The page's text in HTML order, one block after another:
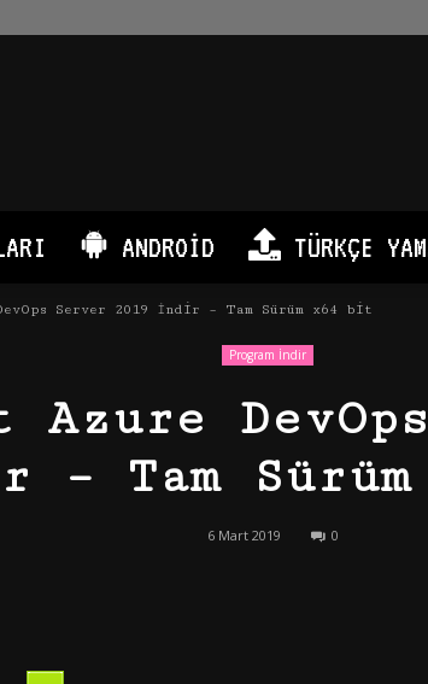
ANDROID TÜRKÇE
Server 2019 İndir – Tam Sürüm x64 bit
Program İndir
– Tam
6 Mart 2019 0